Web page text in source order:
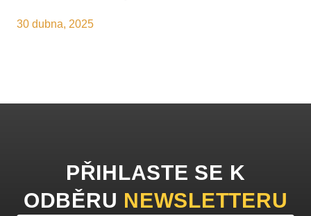
30 dubna, 2025
PŘIHLASTE SE K
ODBĚRU NEWSLETTERU